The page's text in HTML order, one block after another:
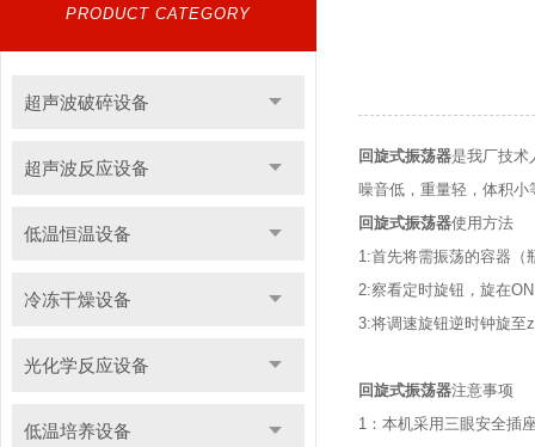
PRODUCT CATEGORY
超声波破碎设备
超声波反应设备
低温恒温设备
冷冻干燥设备
光化学反应设备
低温培养设备
回旋式振荡器是我厂技术
噪音低，重量轻，体积
回旋式振荡器使用方法
1:首先将需振荡的容器（
2:察看定时旋钮，旋在
3:将调速旋钮逆时钟旋至
回旋式振荡器注意事项
1：本机采用三眼安全插